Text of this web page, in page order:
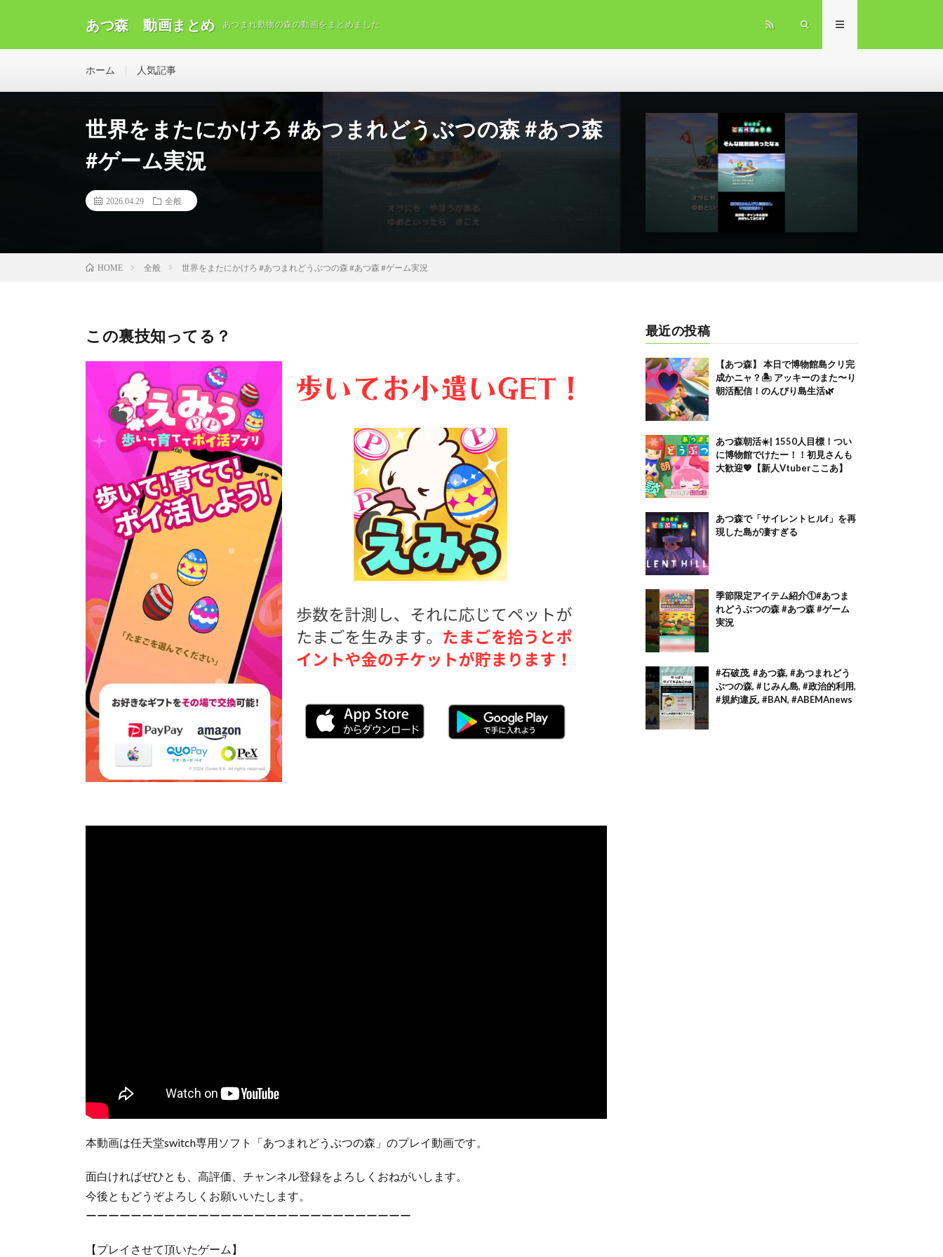
あつ森 動画まとめ あつまれ動物の森の動画をまとめました
ホーム 人気記事
世界をまたにかけろ #あつまれどうぶつの森 #あつ森
#ゲーム実況
2026.04.29 全般
HOME 全般 世界をまたにかけろ #あつまれどうぶつの森 #あつ森 #ゲーム実況
この裏技知ってる？
本動画は任天堂switch専用ソフト「あつまれどうぶつの森」のプレイ動画です。
面白ければぜひとも、高評価、チャンネル登録をよろしくおねがいします。
今後ともどうぞよろしくお願いいたします。
ーーーーーーーーーーーーーーーーーーーーーーーーーーーーー
【プレイさせて頂いたゲーム】
最近の投稿
【あつ森】 本日で博物館島クリ完
成かニャ？🏝️ アッキーのまた〜り
朝活配信！のんびり島生活🌿
あつ森朝活☀️| 1550人目標！つい
に博物館でけたー！！初見さんも
大歓迎💖【新人Vtuberここあ】
あつ森で「サイレントヒルf」を再
現した島が凄すぎる
季節限定アイテム紹介①#あつま
れどうぶつの森 #あつ森 #ゲーム
実況
#石破茂, #あつ森, #あつまれどう
ぶつの森, #じみん島, #政治的利用,
#規約違反, #BAN, #ABEMAnews